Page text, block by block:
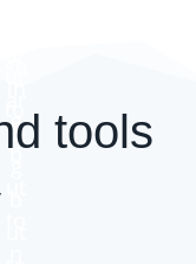
tools